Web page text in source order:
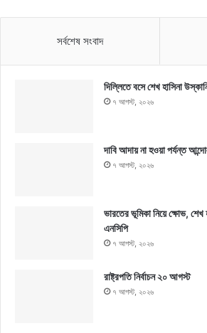
সর্বশেষ সংবাদ
দিল্লিতে বসে শেখ হাসিনা
৭ আগস্ট, ২০২৬
দাবি আদায় না হওয়া পর্যন্ত
৭ আগস্ট, ২০২৬
ভারতের ভূমিকা নিয়ে ক্ষোভ, শেখ
এনসিপি
৭ আগস্ট, ২০২৬
রাষ্ট্রপতি নির্বাচন ২০ আগস্ট
৭ আগস্ট, ২০২৬